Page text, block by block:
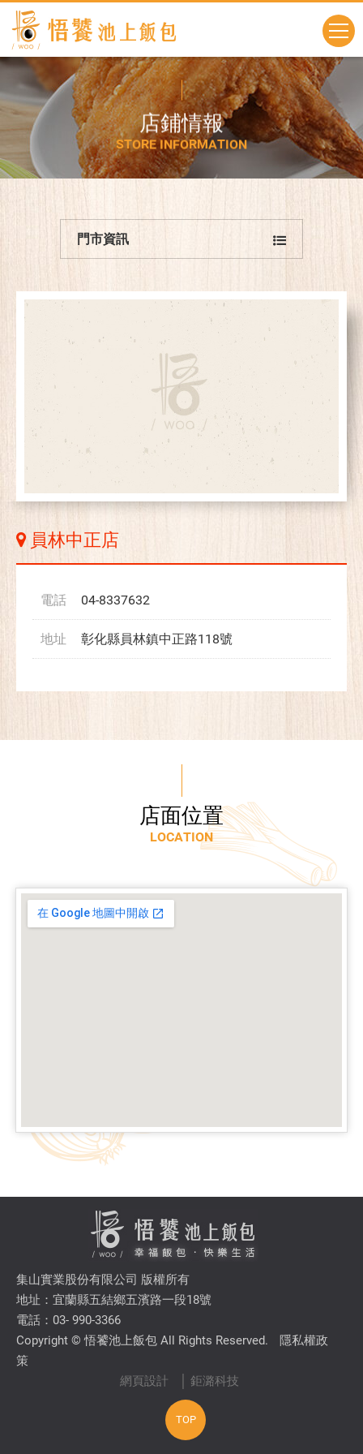
店鋪情報
STORE INFORMATION
門市資訊
員林中正店
電話 04-8337632
地址 彰化縣員林鎮中正路118號
店面位置
LOCATION
集山實業股份有限公司 版權所有
地址：宜蘭縣五結鄉五濱路一段18號
電話：03- 990-3366
Copyright © 悟饕池上飯包 All Rights Reserved.
隱私權政
策
網頁設計
│ 鉅潞科技
TOP